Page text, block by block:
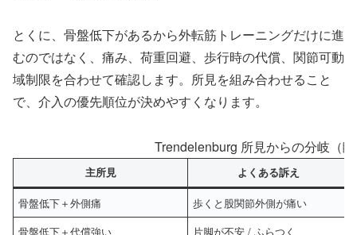
とくに、骨盤低下があるから外転筋トレーニングだけに進
むのではなく、痛み、荷重回避、歩行時の代償、関節可動
域制限を合わせて確認します。所見を組み合わせること
で、介入の優先順位が決めやすくなります。
Trendelenburg 所見からの分岐（
主所見 よくある訴え
骨盤低下＋外側痛 歩くと股関節外側が痛い
骨盤低下＋代償強い
片脚が不安 / ふらつく